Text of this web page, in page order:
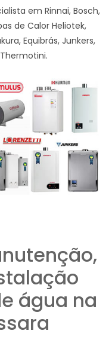
em Rinnai, Bosch,
de Calor Heliotek,
Equibrás, Junkers,
água na